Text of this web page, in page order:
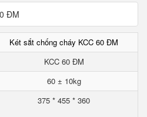
Két sắt chống cháy KCC 60 ĐM
KCC 60 ĐM
60 ± 10kg
375 * 455 * 360